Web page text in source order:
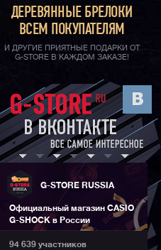
ДЕРЕВЯННЫЕ БРЕЛОКИ
ВСЕМ ПОКУПАТЕЛЯМ
И ДРУГИЕ ПРИЯТНЫЕ ПОДАРКИ ОТ
G-STORE В КАЖДОМ ЗАКАЗЕ!
G-STORE RUSSIA
Официальный магазин CASIO
G-SHOCK в России
94 639 участников